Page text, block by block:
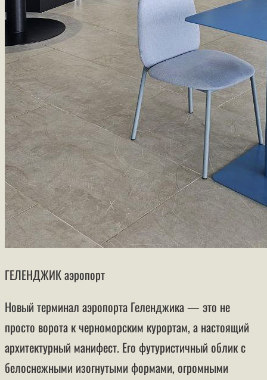
ГЕЛЕНДЖИК аэропорт
Новый терминал аэропорта Геленджика — это не
просто ворота к черноморским курортам, а настоящий
архитектурный манифест. Его футуристичный облик с
белоснежными изогнутыми формами, огромными